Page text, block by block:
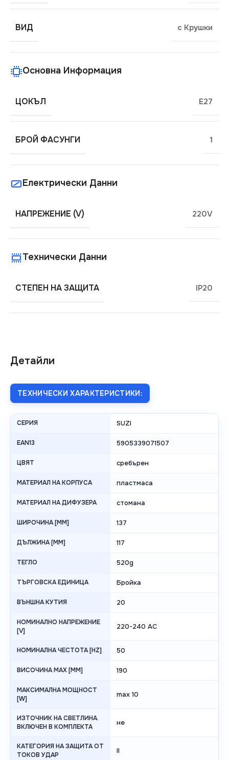
Детайли
ТЕХНИЧЕСКИ ХАРАКТЕРИСТИКИ:
СЕРИЯ SUZI
EAN13 5905339071507
ЦВЯТ сребърен
МАТЕРИАЛ НА КОРПУСА пластмаса
МАТЕРИАЛ НА ДИФУЗЕРА стомана
ШИРОЧИНА [MM] 137
ДЪЛЖИНА [MM] 117
ТЕГЛО 520g
ТЪРГОВСКА ЕДИНИЦА Бройка
ВЪНШНА КУТИЯ 20
НОМИНАЛНО НАПРЕЖЕНИЕ
[V]
220-240 AC
НОМИНАЛНА ЧЕСТОТА [HZ] 50
ВИСОЧИНА MAX [MM] 190
МАКСИМАЛНА МОЩНОСТ
[W]
max 10
ИЗТОЧНИК НА СВЕТЛИНА.
ВКЛЮЧЕН В КОМПЛЕКТА
не
КАТЕГОРИЯ НА ЗАЩИТА ОТ
ТОКОВ УДАР
II
ВИД с Крушки
Основна Информация
ЦОКЪЛ E27
БРОЙ ФАСУНГИ 1
Електрически Данни
НАПРЕЖЕНИЕ (V) 220V
Технически Данни
СТЕПЕН НА ЗАЩИТА IP20